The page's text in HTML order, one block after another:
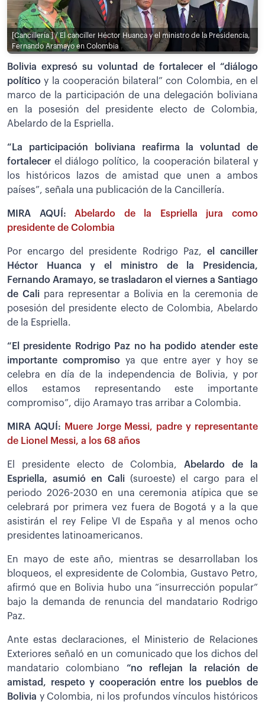
[Cancillería ] / El canciller Héctor Huanca y el ministro de la Presidencia,
Fernando Aramayo en Colombia
Bolivia expresó su voluntad de fortalecer el “diálogo
políticoy la cooperación bilateral” con Colombia, en el
marco de la participación de una delegación boliviana
en la posesión del presidente electo de Colombia,
Abelardo de la Espriella.
“La participación boliviana reafirma la voluntad de
fortalecer el diálogo político, la cooperación bilateral y
los históricos lazos de amistad que unen a ambos
países”, señala una publicación de la Cancillería.
MIRA AQUÍ:Abelardo de la Espriella jura como
presidente de Colombia
Por encargo del presidente Rodrigo Paz, el canciller
Héctor Huanca y el ministro de la Presidencia,
Fernando Aramayo, se trasladaron el viernes a Santiago
de Cali para representar a Bolivia en la ceremonia de
posesión del presidente electo de Colombia, Abelardo
de la Espriella.
“El presidente Rodrigo Paz no ha podido atender este
importante compromisoya que entre ayer y hoy se
celebra en día de la independencia de Bolivia, y por
ellos estamos representando este importante
compromiso”, dijo Aramayo tras arribar a Colombia.
MIRA AQUÍ:
Muere Jorge Messi, padre y representante
de Lionel Messi, a los 68 años
El presidente electo de Colombia, Abelardo de la
Espriella, asumió en Cali (suroeste) el cargo para el
periodo 2026-2030 en una ceremonia atípica que se
celebrará por primera vez fuera de Bogotá y a la que
asistirán el rey Felipe VI de España y al menos ocho
presidentes latinoamericanos.
En mayo de este año, mientras se desarrollaban los
bloqueos, el expresidente de Colombia, Gustavo Petro,
afirmó que en Bolivia hubo una “insurrección popular”
bajo la demanda de renuncia del mandatario Rodrigo
Paz.
Ante estas declaraciones, el Ministerio de Relaciones
Exteriores señaló en un comunicado que los dichos del
mandatario colombiano “no reflejan la relación de
amistad, respeto y cooperación entre los pueblos de
Bolivia y Colombia, ni los profundos vínculos históricos